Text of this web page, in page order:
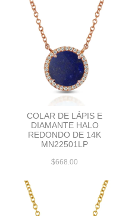
COLAR DE LÁPIS E
DIAMANTE HALO
REDONDO DE 14K
MN22501LP
$668.00